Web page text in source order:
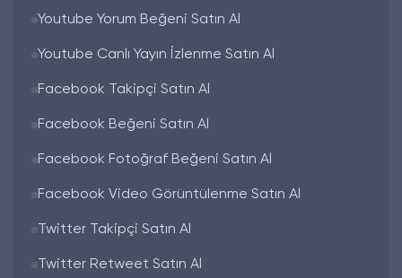
karşınıza bir arayüz çıkar. Bu kısımdan takipçi
tıklamanız gerekir. Yapmak istediğiniz işlem için
Instagram takipçi satın al paketleri
kategoriden oluşmaktadır.
kategorileri aşağıdaki gibidir;
Instagram Yabancı Takipçi Satın Al
Instagram Türk Takipçi Satın Al
Instagram Bot Takipçi Satın Al
seçeneğinde bulunan kategorilerde geniş
Youtube Yorum Beğeni Satın Al
Youtube Canlı Yayın İzlenme Satın Al
Facebook Takipçi Satın Al
Facebook Beğeni Satın Al
Facebook Fotoğraf Beğeni Satın Al
Facebook Video Görüntülenme Satın Al
Twitter Takipçi Satın Al
Twitter Retweet Satın Al